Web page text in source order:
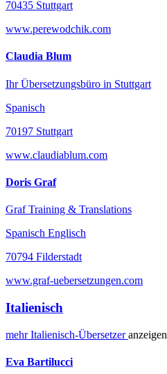
70435 Stuttgart
www.perewodchik.com
Claudia Blum
Ihr Übersetzungsbüro in Stuttgart
Spanisch
70197 Stuttgart
www.claudiablum.com
Doris Graf
Graf Training & Translations
Spanisch Englisch
70794 Filderstadt
www.graf-uebersetzungen.com
Italienisch
mehrItalienisch-Übersetzeranzeigen
Eva Bartilucci